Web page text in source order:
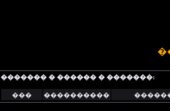
������� � ������ � �������:
��� ����������